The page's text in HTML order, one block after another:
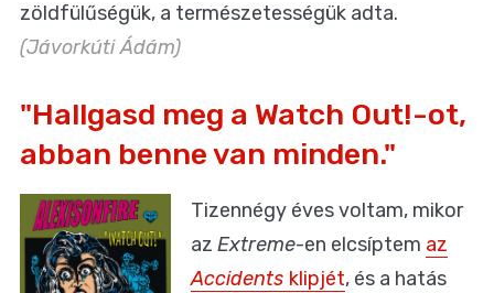
zöldfülűségük, a természetességük adta.
(Jávorkúti Ádám)
"Hallgasd meg a Watch Out!-ot,
abban benne van minden."
Tizennégy éves voltam, mikor
azExtreme-en elcsíptem az
Accidents klipjét, és a hatás